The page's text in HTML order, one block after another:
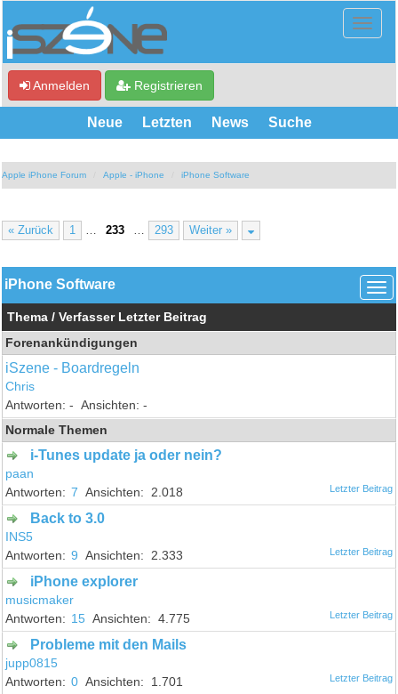
Anmelden Registrieren
Neue Letzten News Suche
Apple iPhone Forum Apple - iPhone iPhone Software
« Zurück 1 233 293 Weiter »
iPhone Software
Thema /Verfasser Letzter Beitrag
Forenankündigungen
iSzene - Boardregeln
Chris
-
-
Normale Themen
i-Tunes update ja oder nein?
paan
7
2.018
Back to 3.0
INS5
9
2.333
iPhone explorer
musicmaker
15
4.775
Probleme mit den Mails
jupp0815
0
1.701